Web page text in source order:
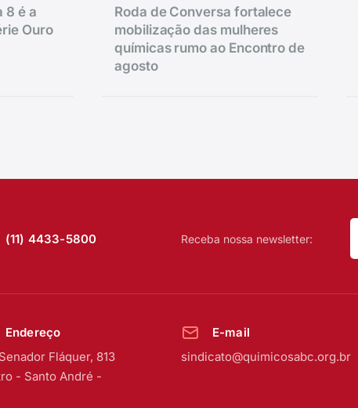
8 é a
Ouro
Roda de Conversa fortalece
mobilização das mulheres
químicas rumo ao Encontro de
agosto
(11) 4433-5800 Receba nossa newsletter:
Endereço
Fláquer, 813
- Santo André -
E-mail
sindicato@quimicosabc.org.br